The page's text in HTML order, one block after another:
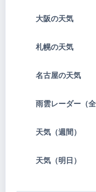
大阪の天気
札幌の天気
名古屋の天気
雨雲レーダー（全
天気（週間）
天気（明日）